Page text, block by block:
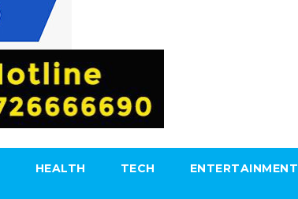
HEALTH TECH ENTERTAINMENT